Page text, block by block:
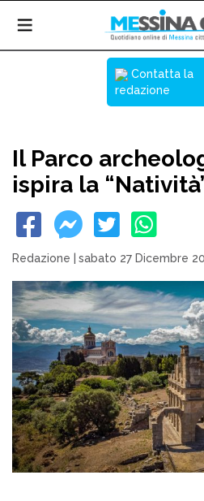
Contatta la
redazione
Il Parco
ispira la
Redazione sabato 27 Dicembre